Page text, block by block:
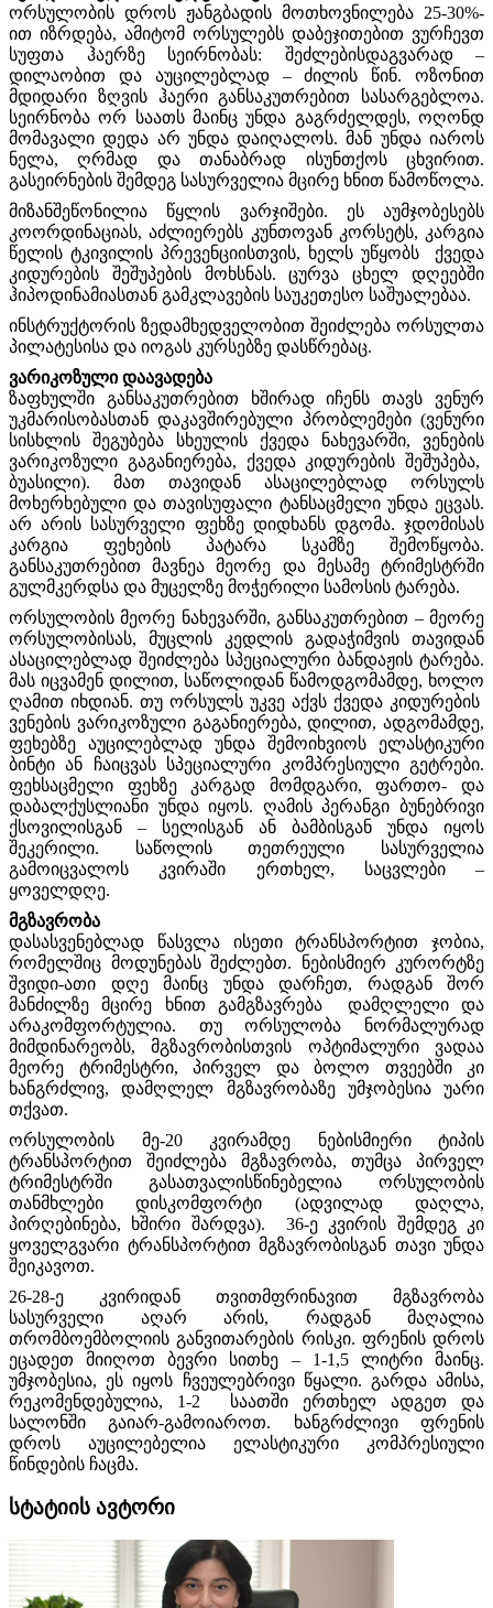
ორსულობის დროს ჟანგბადის მოთხოვნილება 25-30%-
ით იზრდება, ამიტომ ორსულებს დაბეჯითებით ვურჩევთ
სუფთა ჰაერზე სეირნობას: შეძლებისდაგვარად –
დილაობით და აუცილებლად – ძილის წინ. ოზონით
მდიდარი ზღვის ჰაერი განსაკუთრებით სასარგებლოა.
სეირნობა ორ საათს მაინც უნდა გაგრძელდეს, ოღონდ
მომავალი დედა არ უნდა დაიღალოს. მან უნდა იაროს
ნელა, ღრმად და თანაბრად ისუნთქოს ცხვირით.
გასეირნების შემდეგ სასურველია მცირე ხნით წამოწოლა.
მიზანშეწონილია წყლის ვარჯიშები. ეს აუმჯობესებს
კოორდინაციას, აძლიერებს კუნთოვან კორსეტს, კარგია
წელის ტკივილის პრევენციისთვის, ხელს უწყობს ქვედა
კიდურების შეშუპების მოხსნას. ცურვა ცხელ დღეებში
ჰიპოდინამიასთან გამკლავების საუკეთესო საშუალებაა.
ინსტრუქტორის ზედამხედველობით შეიძლება ორსულთა
პილატესისა და იოგას კურსებზე დასწრებაც.
ვარიკოზული დაავადება
ზაფხულში განსაკუთრებით ხშირად იჩენს თავს ვენურ
უკმარისობასთან დაკავშირებული პრობლემები (ვენური
სისხლის შეგუბება სხეულის ქვედა ნახევარში, ვენების
ვარიკოზული გაგანიერება, ქვედა კიდურების შეშუპება,
ბუასილი). მათ თავიდან ასაცილებლად ორსულს
მოხერხებული და თავისუფალი ტანსაცმელი უნდა ეცვას.
არ არის სასურველი ფეხზე დიდხანს დგომა. ჯდომისას
კარგია ფეხების პატარა სკამზე შემოწყობა.
განსაკუთრებით მავნეა მეორე და მესამე ტრიმესტრში
გულმკერდსა და მუცელზე მოჭერილი სამოსის ტარება.
ორსულობის მეორე ნახევარში, განსაკუთრებით – მეორე
ორსულობისას, მუცლის კედლის გადაჭიმვის თავიდან
ასაცილებლად შეიძლება სპეციალური ბანდაჟის ტარება.
მას იცვამენ დილით, საწოლიდან წამოდგომამდე, ხოლო
ღამით იხდიან. თუ ორსულს უკვე აქვს ქვედა კიდურების
ვენების ვარიკოზული გაგანიერება, დილით, ადგომამდე,
ფეხებზე აუცილებლად უნდა შემოიხვიოს ელასტიკური
ბინტი ან ჩაიცვას სპეციალური კომპრესიული გეტრები.
ფეხსაცმელი ფეხზე კარგად მომდგარი, ფართო- და
დაბალქუსლიანი უნდა იყოს. ღამის პერანგი ბუნებრივი
ქსოვილისგან – სელისგან ან ბამბისგან უნდა იყოს
შეკერილი. საწოლის თეთრეული სასურველია
გამოიცვალოს კვირაში ერთხელ, საცვლები –
ყოველდღე.
მგზავრობა
დასასვენებლად წასვლა ისეთი ტრანსპორტით ჯობია,
რომელშიც მოდუნებას შეძლებთ. ნებისმიერ კურორტზე
შვიდი-ათი დღე მაინც უნდა დარჩეთ, რადგან შორ
მანძილზე მცირე ხნით გამგზავრება დამღლელი და
არაკომფორტულია. თუ ორსულობა ნორმალურად
მიმდინარეობს, მგზავრობისთვის ოპტიმალური ვადაა
მეორე ტრიმესტრი, პირველ და ბოლო თვეებში კი
ხანგრძლივ, დამღლელ მგზავრობაზე უმჯობესია უარი
თქვათ.
ორსულობის მე-20 კვირამდე ნებისმიერი ტიპის
ტრანსპორტით შეიძლება მგზავრობა, თუმცა პირველ
ტრიმესტრში გასათვალისწინებელია ორსულობის
თანმხლები დისკომფორტი (ადვილად დაღლა,
პირღებინება, ხშირი შარდვა). 36-ე კვირის შემდეგ კი
ყოველგვარი ტრანსპორტით მგზავრობისგან თავი უნდა
შეიკავოთ.
26-28-ე კვირიდან თვითმფრინავით მგზავრობა
სასურველი აღარ არის, რადგან მაღალია
თრომბოემბოლიის განვითარების რისკი. ფრენის დროს
ეცადეთ მიიღოთ ბევრი სითხე – 1-1,5 ლიტრი მაინც.
უმჯობესია, ეს იყოს ჩვეულებრივი წყალი. გარდა ამისა,
რეკომენდებულია, 1-2 საათში ერთხელ ადგეთ და
სალონში გაიარ-გამოიაროთ. ხანგრძლივი ფრენის
დროს აუცილებელია ელასტიკური კომპრესიული
წინდების ჩაცმა.
სტატიის ავტორი